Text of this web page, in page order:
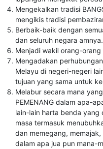
Mengekalkan tradisi
mengikis tradisi
Berbaik-baik dengan
dan seluruh negara amnya.
Menjadi wakil orang-
Mengadakan
Melayu di negeri-negeri
tujuan yang sama untuk
Melabur secara mana
PEMENANG dalam apa-
lain-lain harta benda
masa termasuk
dan memegang,
dalam apa jua pun mana-